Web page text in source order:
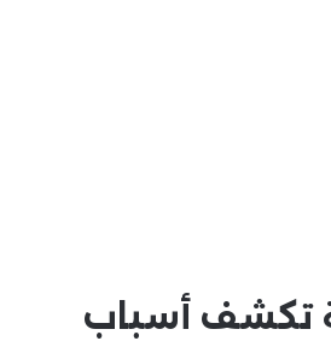
تكشف أسباب